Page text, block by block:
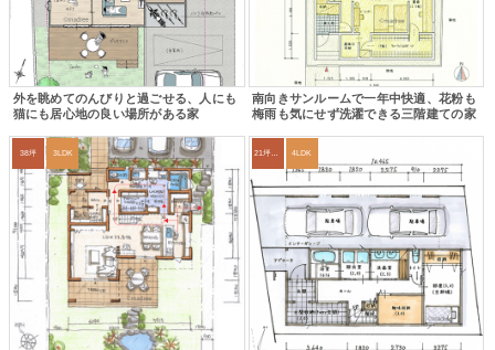
外を眺めてのんびりと過ごせる、人にも
猫にも居心地の良い場所がある家
南向きサンルームで一年中快適、花粉も
梅雨も気にせず洗濯できる三階建ての家
38坪 3LDK 21坪〜24坪 4LDK